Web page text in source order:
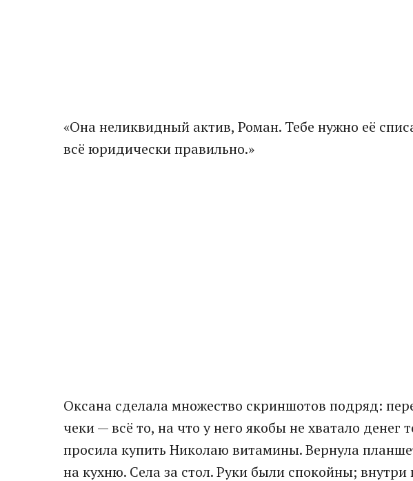
«Она неликвидный актив, Роман. Тебе нужно её
всё юридически правильно.»
Оксана сделала множество скриншотов подряд:
чеки — всё то, на что у него якобы не хватало денег
просила купить Николаю витамины. Вернула
на кухню. Села за стол. Руки были спокойны; внутри